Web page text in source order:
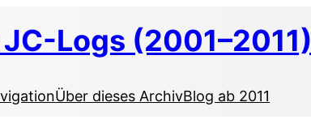
Logs (2001–2011)
Über dieses ArchivBlog ab 2011